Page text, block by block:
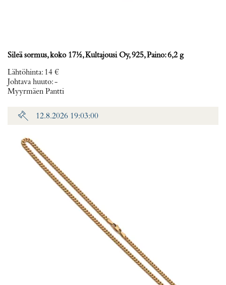
Sileä sormus, koko 17½, Kultajousi Oy, 925, Paino: 6,2 g
Lähtöhinta: 14 €
Johtava huuto:-
Myyrmäen Pantti
12.8.2026 19:03:00